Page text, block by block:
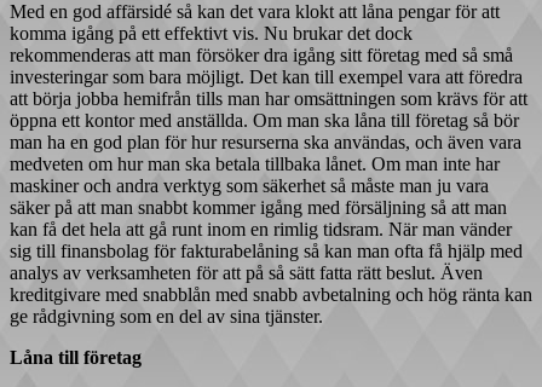
Med en god affärsidé så kan det vara klokt att låna pengar för att
komma igång på ett effektivt vis. Nu brukar det dock
rekommenderas att man försöker dra igång sitt företag med så små
investeringar som bara möjligt. Det kan till exempel vara att föredra
att börja jobba hemifrån tills man har omsättningen som krävs för att
öppna ett kontor med anställda. Om man ska låna till företag så bör
man ha en god plan för hur resurserna ska användas, och även vara
medveten om hur man ska betala tillbaka lånet. Om man inte har
maskiner och andra verktyg som säkerhet så måste man ju vara
säker på att man snabbt kommer igång med försäljning så att man
kan få det hela att gå runt inom en rimlig tidsram. När man vänder
sig till finansbolag för fakturabelåning så kan man ofta få hjälp med
analys av verksamheten för att på så sätt fatta rätt beslut. Även
kreditgivare med snabblån med snabb avbetalning och hög ränta kan
ge rådgivning som en del av sina tjänster.
Låna till företag